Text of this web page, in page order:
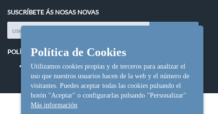
SUSCRÍBETE ÁS NOSAS NOVAS
POLÍTICAS DO SITIO
Política de cookies
Política de Cookies
Utilizamos cookies propias y de terceros para analizar el
uso que nuestros usuarios hacen de la web y el número de
visitantes. Puedes aceptar todas las cookies pulsando el
botón "Aceptar" o configurarlas pulsando "Personalizar"
Más información